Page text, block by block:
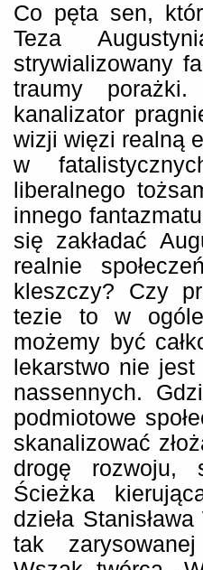
Co pęta sen,
Teza
strywializowany
traumy
kanalizator
wizji więzi realną
w
liberalnego
innego
się zakładać
realnie
kleszczy? Czy
tezie to w
możemy być
lekarstwo nie
nassennych.
podmiotowe
skanalizować
drogę rozwoju,
Ścieżka
dzieła
tak